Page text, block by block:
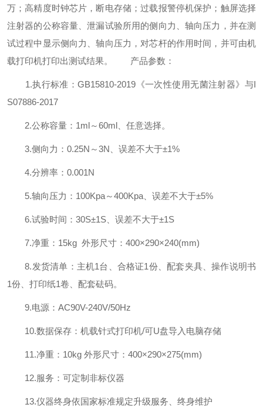
万；高精度时钟芯片，断电存储；过载报警停机保护；触屏选择
注射器的公称容量、泄漏试验所用的侧向力、轴向压力，并在测
试过程中显示侧向力、轴向压力，对芯杆的作用时间，并可由机
载打印机打印出测试结果。
产品参数：
1.执行标准：GB15810-2019《一次性使用无菌注射器》与I
S07886-2017
2.公称容量：1ml～60ml、任意选择。
3.侧向力：0.25N～3N、误差不大于±1%
4.分辨率：0.001N
5.轴向压力：100Kpa～400Kpa、误差不大于±5%
6.试验时间：30S±1S、误差不大于±1S
7.净重：15kg 外形尺寸：400×290×240(mm)
8.发货清单：主机1台、合格证1份、配套夹具、操作说明书
1份、打印纸1卷、配套砝码。
9.电源：AC90V-240V/50Hz
10.数据保存：机载针式打印机/可U盘导入电脑存储
11.净重：10kg 外形尺寸：400×290×275(mm)
12.服务：可定制非标仪器
13.仪器终身依国家标准规定升级服务、终身维护